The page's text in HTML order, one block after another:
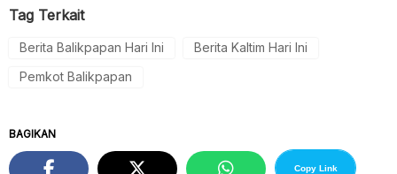
Tag Terkait
Berita Balikpapan Hari Ini
Berita Kaltim Hari Ini
Pemkot Balikpapan
BAGIKAN
Copy Link